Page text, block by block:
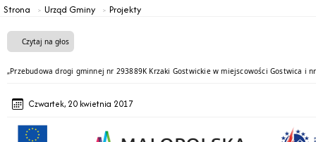
Strona Urząd Gminy Projekty
Czytaj na głos
„Przebudowa drogi gminnej nr 293889K Krzaki Gostwickie w miejscowości Gostwica i
Czwartek, 20 kwietnia 2017